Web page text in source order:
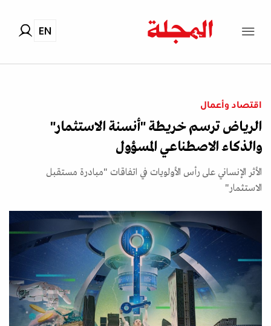
EN
اقتصاد وأعمال
الرياض ترسم خريطة "أنسنة الاستثمار"
والذكاء الاصطناعي المسؤول
الأثر الإنساني على رأس الأولويات في اتفاقات "مبادرة مستقبل
الاستثمار"